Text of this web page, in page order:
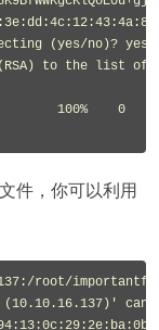
(yes/no)? yes
to the list of
100%    0
件，你可以利用
root/